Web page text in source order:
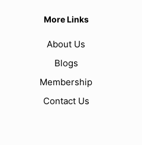
More Links
About Us
Blogs
Membership
Contact Us